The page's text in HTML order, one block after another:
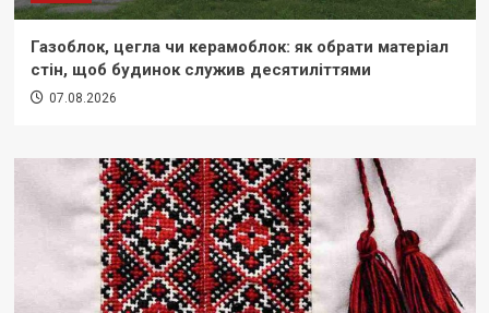
Газоблок, цегла чи керамоблок: як обрати матеріал
стін, щоб будинок служив десятиліттями
07.08.2026